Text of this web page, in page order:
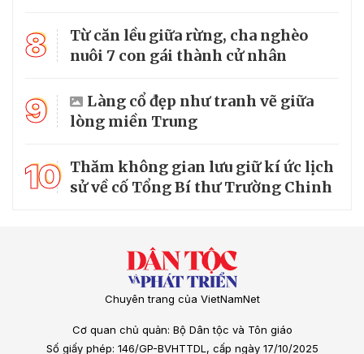
8
Từ căn lều giữa rừng, cha nghèo
nuôi 7 con gái thành cử nhân
9
Làng cổ đẹp như tranh vẽ giữa
lòng miền Trung
10 Thăm không gian lưu giữ kí ức lịch
sử về cố Tổng Bí thư Trường Chinh
Chuyên trang của VietNamNet
Cơ quan chủ quản: Bộ Dân tộc và Tôn giáo
Số giấy phép: 146/GP-BVHTTDL, cấp ngày 17/10/2025